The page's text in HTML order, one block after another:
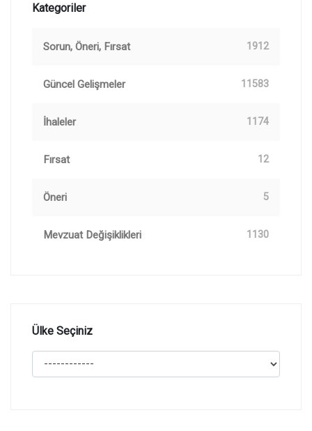
Kategoriler
Sorun, Öneri, Fırsat 1912
Güncel Gelişmeler 11583
İhaleler 1174
Fırsat 12
Öneri 5
Mevzuat Değişiklikleri 1130
Ülke Seçiniz